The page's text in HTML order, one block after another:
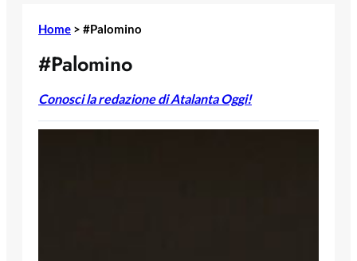
Home > #Palomino
#Palomino
Conosci la redazione di Atalanta Oggi!